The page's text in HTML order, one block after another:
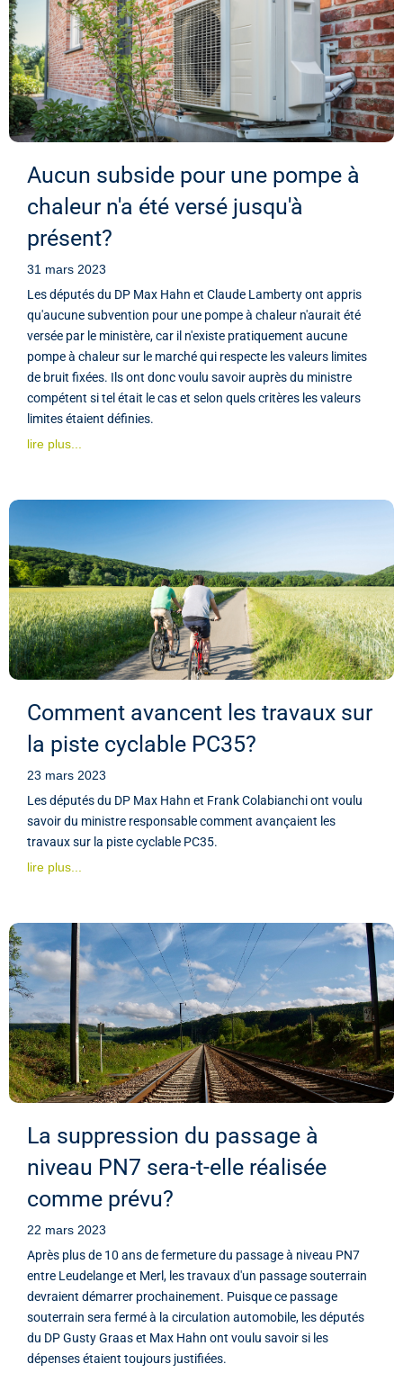
Aucun subside pour une pompe à
chaleur n'a été versé jusqu'à
présent?
31 mars 2023
Les députés du DP Max Hahn et Claude Lamberty ont appris
qu'aucune subvention pour une pompe à chaleur n'aurait été
versée par le ministère, car il n'existe pratiquement aucune
pompe à chaleur sur le marché qui respecte les valeurs limites
de bruit fixées. Ils ont donc voulu savoir auprès du ministre
compétent si tel était le cas et selon quels critères les valeurs
limites étaient définies.
lire plus...
Comment avancent les travaux sur
la piste cyclable PC35?
23 mars 2023
Les députés du DP Max Hahn et Frank Colabianchi ont voulu
savoir du ministre responsable comment avançaient les
travaux sur la piste cyclable PC35.
lire plus...
La suppression du passage à
niveau PN7 sera-t-elle réalisée
comme prévu?
22 mars 2023
Après plus de 10 ans de fermeture du passage à niveau PN7
entre Leudelange et Merl, les travaux d'un passage souterrain
devraient démarrer prochainement. Puisque ce passage
souterrain sera fermé à la circulation automobile, les députés
du DP Gusty Graas et Max Hahn ont voulu savoir si les
dépenses étaient toujours justifiées.